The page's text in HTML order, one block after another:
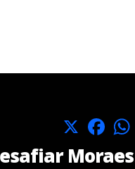
X Facebook
Moraes